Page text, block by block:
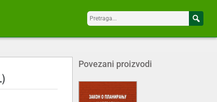
Povezani proizvodi